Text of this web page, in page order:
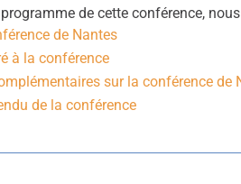
de cette conférence,
de Nantes
à la conférence
sur la conférence de
de la conférence